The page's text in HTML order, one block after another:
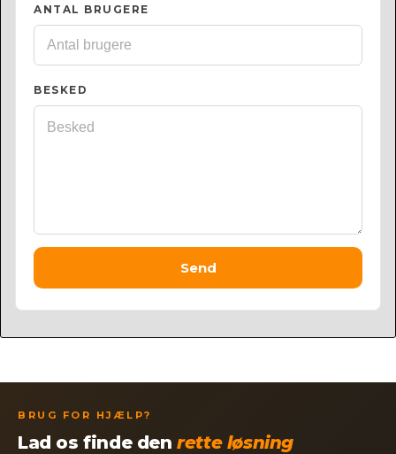
ANTAL BRUGERE
BESKED
Send
BRUG FOR HJÆLP?
Lad os finde denrette løsning